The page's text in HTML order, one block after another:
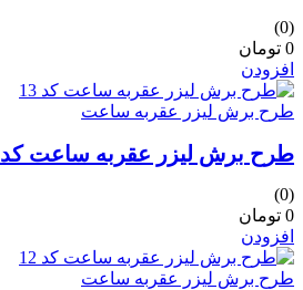
(0)
0 تومان
افزودن
طرح برش لیزر عقربه ساعت
طرح برش لیزر عقربه ساعت کد 13
(0)
0 تومان
افزودن
طرح برش لیزر عقربه ساعت